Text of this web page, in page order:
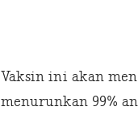
Vaksin ini akan
menurunkan 99%